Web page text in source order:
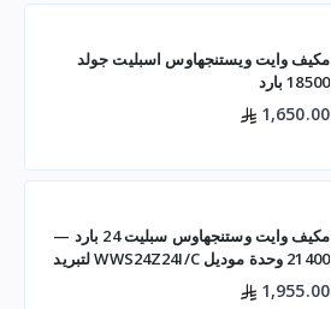
مكيف وايت ويستنجهاوس اسبليت جولد
18500 بارد
1,650.00
مكيف وايت وستنجهاوس سبليت 24 بارد —
21400 وحدة موديل WWS24Z24I/C لتبريد
فعال للم
1,955.00